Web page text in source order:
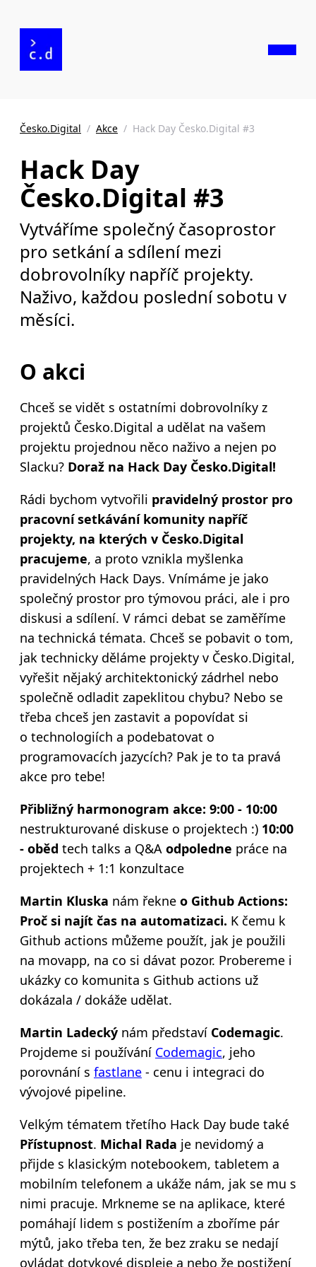
Česko.Digital / Akce / Hack Day Česko.Digital #3
Hack Day
Česko.Digital #3
Vytváříme společný časoprostor
pro setkání a sdílení mezi
dobrovolníky napříč projekty.
Naživo, každou poslední sobotu v
měsíci.
O akci
Chceš se vidět s ostatními dobrovolníky z
projektů Česko.Digital a udělat na vašem
projektu projednou něco naživo a nejen po
Slacku? Doraž na Hack Day Česko.Digital!
Rádi bychom vytvořili pravidelný prostor pro
pracovní setkávání komunity napříč
projekty, na kterých v Česko.Digital
pracujeme, a proto vznikla myšlenka
pravidelných Hack Days. Vnímáme je jako
společný prostor pro týmovou práci, ale i pro
diskusi a sdílení. V rámci debat se zaměříme
na technická témata. Chceš se pobavit o tom,
jak technicky děláme projekty v Česko.Digital,
vyřešit nějaký architektonický zádrhel nebo
společně odladit zapeklitou chybu? Nebo se
třeba chceš jen zastavit a popovídat si
o technologiích a podebatovat o
programovacích jazycích? Pak je to ta pravá
akce pro tebe!
Přibližný harmonogram akce: 9:00 - 10:00
nestrukturované diskuse o projektech :) 10:00
- oběd tech talks a Q&A odpoledne práce na
projektech + 1:1 konzultace
Martin Kluska nám řekne o Github Actions:
Proč si najít čas na automatizaci. K čemu k
Github actions můžeme použít, jak je použili
na movapp, na co si dávat pozor. Probereme i
ukázky co komunita s Github actions už
dokázala / dokáže udělat.
Martin Ladecký nám představí Codemagic.
Projdeme si používání Codemagic, jeho
porovnání s fastlane - cenu i integraci do
vývojové pipeline.
Velkým tématem třetího Hack Day bude také
Přístupnost. Michal Rada je nevidomý a
přijde s klasickým notebookem, tabletem a
mobilním telefonem a ukáže nám, jak se mu s
nimi pracuje. Mrkneme se na aplikace, které
pomáhají lidem s postižením a zboříme pár
mýtů, jako třeba ten, že bez zraku se nedají
ovládat dotykové displeje a nebo že postižení